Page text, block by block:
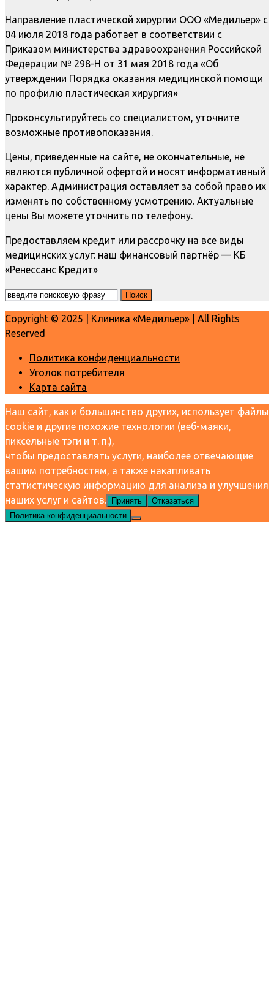
Направление пластической хирургии ООО «Медильер» с
04 июля 2018 года работает в соответствии с
Приказом министерства здравоохранения Российской
Федерации № 298-Н от 31 мая 2018 года «Об
утверждении Порядка оказания медицинской помощи
по профилю пластическая хирургия»
Проконсультируйтесь со специалистом, уточните
возможные противопоказания.
Цены, приведенные на сайте, не окончательные, не
являются публичной офертой и носят информативный
характер. Администрация оставляет за собой право их
изменять по собственному усмотрению. Актуальные
цены Вы можете уточнить по телефону.
Предоставляем кредит или рассрочку на все виды
медицинских услуг: наш финансовый партнёр — КБ
«Ренессанс Кредит»
Copyright © 2025 | Клиника «Медильер» | All Rights
Reserved
Политика конфиденциальности
Уголок потребителя
Карта сайта
Наш сайт, как и большинство других, использует файлы
cookie и другие похожие технологии (веб-маяки,
пиксельные тэги и т. п.),
чтобы предоставлять услуги, наиболее отвечающие
вашим потребностям, а также накапливать
статистическую информацию для анализа и улучшения
наших услуг и сайтов. Принять
Отказаться
Политика конфиденциальности